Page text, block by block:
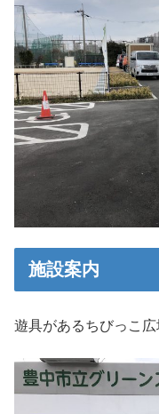
施設案内
遊具があるちびっこ広